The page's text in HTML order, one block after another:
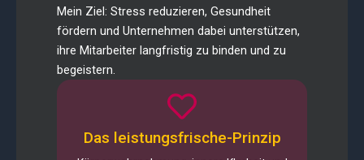
Mein Ziel: Stress reduzieren, Gesundheit
fördern und Unternehmen dabei unterstützen,
ihre Mitarbeiter langfristig zu binden und zu
begeistern.
Das leistungsfrische-Prinzip